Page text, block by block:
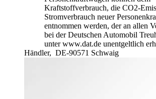
Kraftstoffverbrauch, die CO2-
Stromverbrauch neuer
entnommen werden, der an allen
bei der Deutschen Automobil
unter www.dat.de unentgeltlich
Händler, DE-90571 Schwaig